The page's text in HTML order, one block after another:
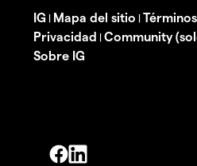
IG | Mapa del sitio |
Privacidad | Community
Sobre IG